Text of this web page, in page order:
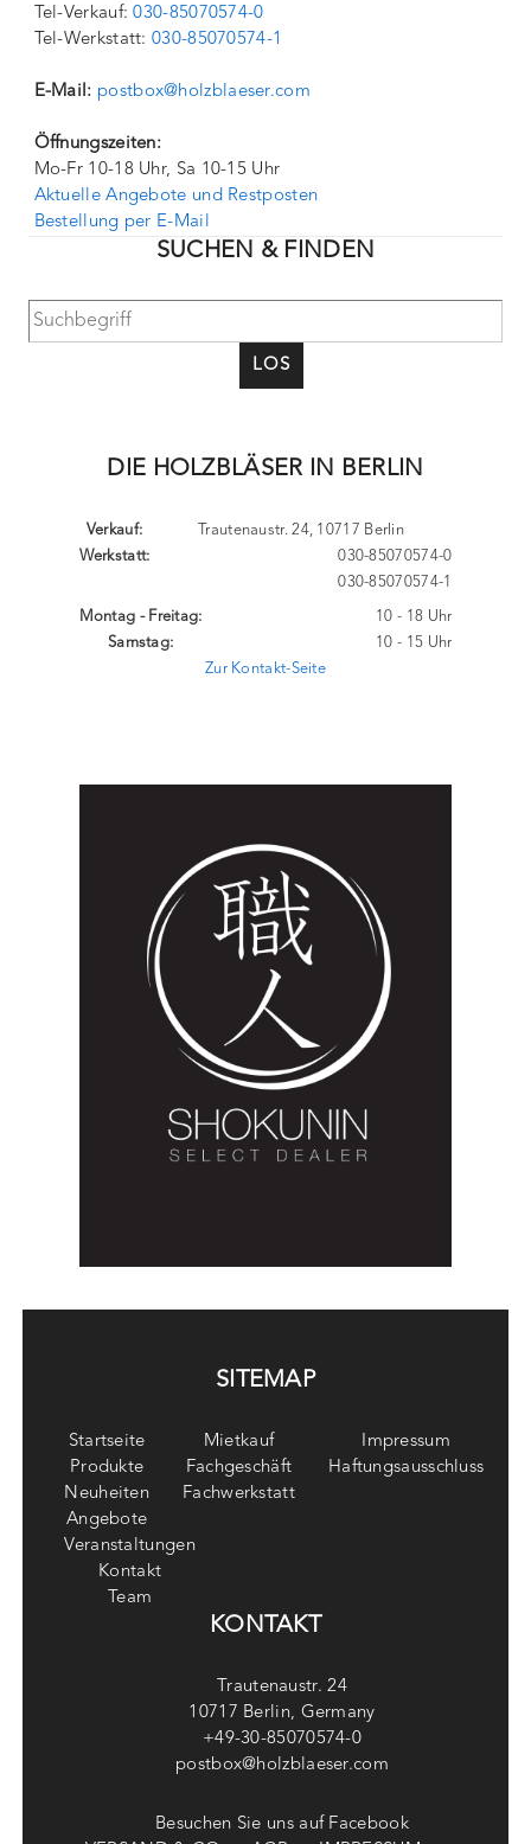
Tel-Verkauf:030-85070574-0
Tel-Werkstatt:030-85070574-1
E-Mail: postbox@holzblaeser.com
Öffnungszeiten:
Mo-Fr 10-18 Uhr, Sa 10-15 Uhr
Aktuelle Angebote und Restposten
Bestellung per E-Mail
SUCHEN & FINDEN
LOS
DIE HOLZBLÄSER IN BERLIN
Trautenaustr. 24, 10717 Berlin
Verkauf:
Werkstatt:
030-85070574-0
030-85070574-1
Montag - Freitag:
Samstag:
10 - 18 Uhr
10 - 15 Uhr
Zur Kontakt-Seite
SITEMAP
Startseite
Produkte
Neuheiten
Angebote
Mietkauf
Fachgeschäft
Fachwerkstatt
Impressum
Haftungsausschluss
Veranstaltungen
Kontakt
Team
KONTAKT
Trautenaustr. 24
10717 Berlin, Germany
+49-30-85070574-0
postbox@holzblaeser.com
Besuchen Sie uns auf Facebook